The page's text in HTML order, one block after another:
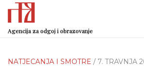
Agencija za odgoj i obrazovanje
NATJECANJA I SMOTRE / 7. TRAVNJA